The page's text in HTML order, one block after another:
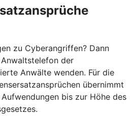
zu Cyberangriffen? Dann
der
Anwälte wenden. Für die
übernimmt
bis zur Höhe des